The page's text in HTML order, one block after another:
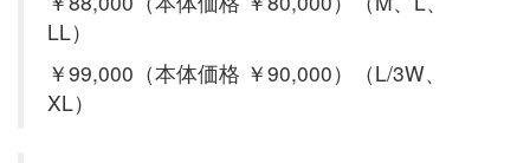
LL）
￥99,000（本体価格 ￥90,000）（L/3W、
XL）